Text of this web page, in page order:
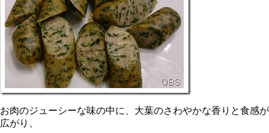
お肉のジューシーな味の中に、大葉のさわやかな香りと食感が
広がり、